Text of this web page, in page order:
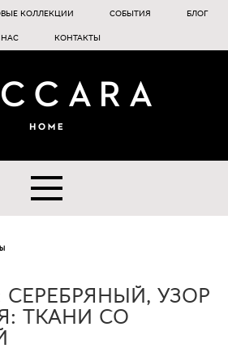
КОЛЛЕКЦИИ СОБЫТИЯ БЛОГ
КОНТАКТЫ
УЗОР
ТКАНИ СО